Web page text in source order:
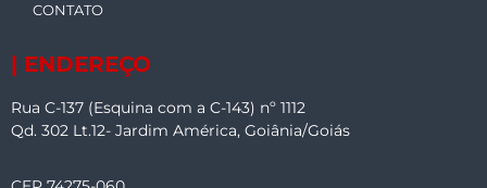
CONTATO
| ENDEREÇO
Rua C-137 (Esquina com a C-143) nº 1112
Qd. 302 Lt.12- Jardim América, Goiânia/Goiás